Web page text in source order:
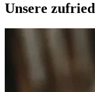
Unsere